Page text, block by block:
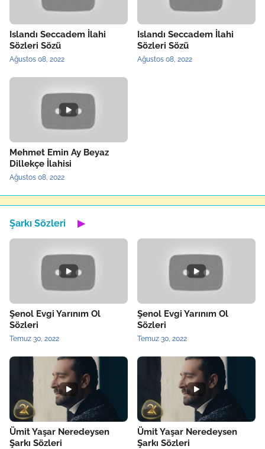
Islandı Seccadem İlahi
Sözleri Sözü
Ağustos 08, 2022
Islandı Seccadem İlahi
Sözleri Sözü
Ağustos 08, 2022
Mehmet Emin Ay Beyaz
Dillekçe İlahisi
Ağustos 08, 2022
Şarkı Sözleri ▶
Şenol Evgi Yarınım Ol
Sözleri
Temuz 30, 2022
Şenol Evgi Yarınım Ol
Sözleri
Temuz 30, 2022
Ümit Yaşar Neredeysen
Şarkı Sözleri
Ümit Yaşar Neredeysen
Şarkı Sözleri